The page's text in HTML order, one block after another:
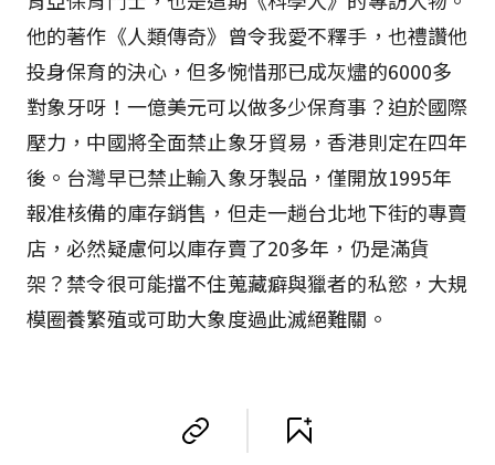
他的著作《人類傳奇》曾令我愛不釋手，也禮讚他
投身保育的決心，但多惋惜那已成灰燼的6000多
對象牙呀！一億美元可以做多少保育事？迫於國際
壓力，中國將全面禁止象牙貿易，香港則定在四年
後。台灣早已禁止輸入象牙製品，僅開放1995年
報准核備的庫存銷售，但走一趟台北地下街的專賣
店，必然疑慮何以庫存賣了20多年，仍是滿貨
架？禁令很可能擋不住蒐藏癖與獵者的私慾，大規
模圈養繁殖或可助大象度過此滅絕難關。